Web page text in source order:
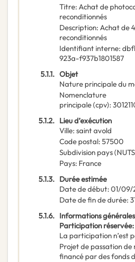
Titre: Achat de
reconditionnés
Description: Achat de
reconditionnés
Identifiant interne:
923a-f937b1801587
5.1.1. Objet
Nature principale du
Nomenclature
principale(cpv):
5.1.2. Lieu d’exécution
Ville: saint avold
Code postal: 57500
Subdivision pays
Pays: France
5.1.3. Durée estimée
Date de début: 01/09/
Date de fin de durée:
5.1.6. Informations générales
Participation réservée:
La participation n’est
Projet de passation de
financé par des fonds